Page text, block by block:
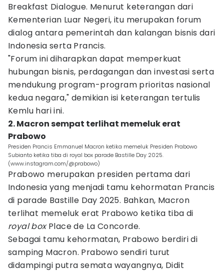
Breakfast Dialogue. Menurut keterangan dari
Kementerian Luar Negeri, itu merupakan forum
dialog antara pemerintah dan kalangan bisnis dari
Indonesia serta Prancis.
"Forum ini diharapkan dapat memperkuat
hubungan bisnis, perdagangan dan investasi serta
mendukung program-program prioritas nasional
kedua negara," demikian isi keterangan tertulis
Kemlu hari ini.
2. Macron sempat terlihat memeluk erat
Prabowo
Presiden Prancis Emmanuel Macron ketika memeluk Presiden Prabowo
Subianto ketika tiba di royal box parade Bastille Day 2025.
(www.instagram.com/@prabowo)
Prabowo merupakan presiden pertama dari
Indonesia yang menjadi tamu kehormatan Prancis
di parade Bastille Day 2025. Bahkan, Macron
terlihat memeluk erat Prabowo ketika tiba di
royal boxPlace de La Concorde.
Sebagai tamu kehormatan, Prabowo berdiri di
samping Macron. Prabowo sendiri turut
didampingi putra semata wayangnya, Didit